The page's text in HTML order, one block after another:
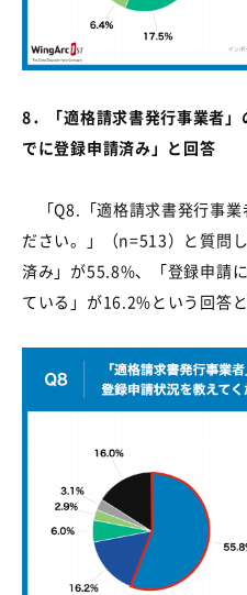
8．「適格請求書発行事業者
でに登録申請済み」と回答
「Q8.
「適格請求書発行事
ださい。」（n=513）と質問
済み」が55.8%、「登録申請
ている」が16.2%という回答